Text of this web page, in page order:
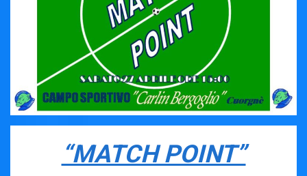
“MATCH POINT”